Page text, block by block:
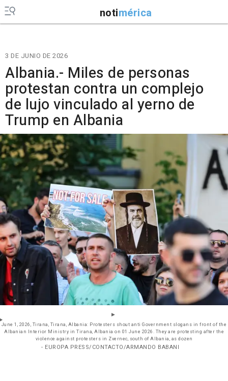
notimérica
3 DE JUNIO DE 2026
Albania.- Miles de personas
protestan contra un complejo
de lujo vinculado al yerno de
Trump en Albania
June 1, 2026, Tirana, Tirana, Albania: Protesters shout anti Government slogans in front of the
Albanian Interior Ministry in Tirana, Albania on 01 June 2026. They are protesting after the
violence against protesters in Zvernec, south of Albania, as dozen
- EUROPA PRESS/CONTACTO/ARMANDO BABANI